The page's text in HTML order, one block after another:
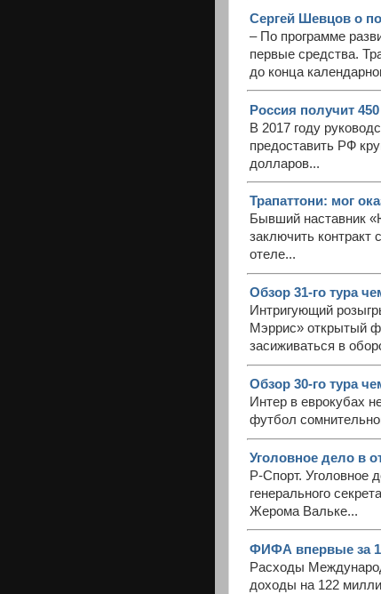
Сергей Шевцов о
– По программе
первые средства.
до конца
Россия получит
В 2017 году
предоставить РФ
долларов...
Трапаттони: мог
Бывший наставник
заключить контракт
отеле...
Обзор 31-го тура
Интригующий
Мэррис» открытый
засиживаться в
Обзор 30-го тура
Интер в еврокубах
футбол
Уголовное дело в
Р-Спорт. Уголовное
генерального
Жерома Вальке...
ФИФА впервые за
Расходы
доходы на 122